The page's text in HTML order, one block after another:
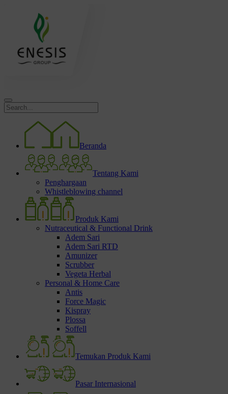
Beranda
Tentang Kami
Penghargaan
Whistleblowing channel
Produk Kami
Nutraceutical & Functional Drink
Adem Sari
Adem Sari RTD
Amunizer
Scrubber
Vegeta Herbal
Personal & Home Care
Antis
Force Magic
Kispray
Plossa
Soffell
Temukan Produk Kami
Pasar Internasional